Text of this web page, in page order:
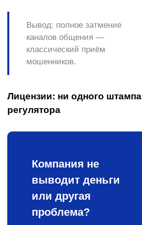
Вывод: полное затмение
каналов общения —
классический приём
мошенников.
Лицензии: ни одного штампа
регулятора
Компания не
выводит деньги
или другая
проблема?